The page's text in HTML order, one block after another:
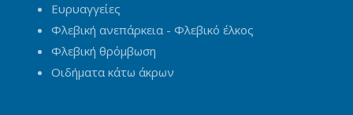
Ευρυαγγείες
Φλεβική ανεπάρκεια - Φλεβικό έλκος
Φλεβική θρόμβωση
Οιδήματα κάτω άκρων